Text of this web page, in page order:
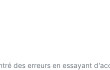
des erreurs en essayant